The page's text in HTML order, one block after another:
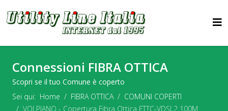
Connessioni FIBRA OTTICA
Scopri se il tuo Comune è coperto
Sei qui: Home FIBRA OTTICA
COMUNI COPERTI
VOLPIANO - Copertura Fibra Ottica FTTC-VDSL2 100M